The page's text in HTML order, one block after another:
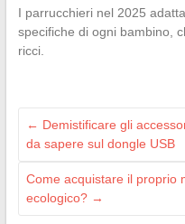
I parrucchieri nel 2025
specifiche di ogni bambino,
ricci.
← Demistificare gli
da sapere sul dongle USB
Come acquistare il proprio
ecologico? →